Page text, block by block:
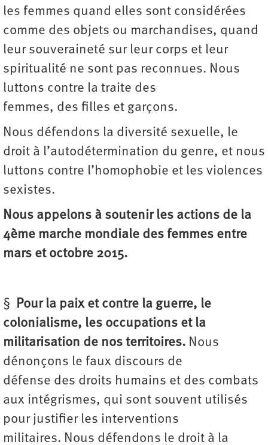
les femmes quand elles sont considérées
comme des objets ou marchandises, quand
leur souveraineté sur leur corps et leur
spiritualité ne sont pas reconnues. Nous
luttons contre la traite des
femmes, des filles et garçons.
Nous défendons la diversité sexuelle, le
droit à l’autodétermination du genre, et nous
luttons contre l’homophobie et les violences
sexistes.
Nous appelons à soutenir les actions de la
4ème marche mondiale des femmes entre
mars et octobre 2015.
§ Pour la paix et contre la guerre, le
colonialisme, les occupations et la
militarisation de nos territoires. Nous
dénonçons le faux discours de
défense des droits humains et des combats
aux intégrismes, qui sont souvent utilisés
pour justifier les interventions
militaires. Nous défendons le droit à la